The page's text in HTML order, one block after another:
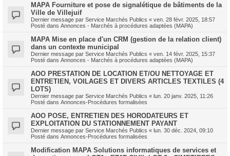
MAPA Fourniture et pose de signalétique de bâtiments de la
Ville de Villejuif
Dernier message par Service Marchés Publics « ven. 28 févr. 2025, 18:57
Posté dans Annonces - Marchés à procédures adaptées (MAPA)
MAPA Mise en place d'un CRM (gestion de la relation client)
dans un contexte municipal
Dernier message par Service Marchés Publics « ven. 14 févr. 2025, 15:37
Posté dans Annonces - Marchés à procédures adaptées (MAPA)
AOO PRESTATION DE LOCATION ET/OU NETTOYAGE ET
ENTRETIEN, VOILAGES ET DIVERS ARTICLES TEXTILES (4
LOTS)
Dernier message par Service Marchés Publics « lun. 20 janv. 2025, 11:26
Posté dans Annonces-Procédures formalisées
AOO POSE, ENTRETIEN DES HORODATEURS ET
EXPLOITATION DU STATIONNEMENT PAYANT
Dernier message par Service Marchés Publics « lun. 30 déc. 2024, 09:10
Posté dans Annonces-Procédures formalisées
Modification MAPA Solutions informatiques de services et